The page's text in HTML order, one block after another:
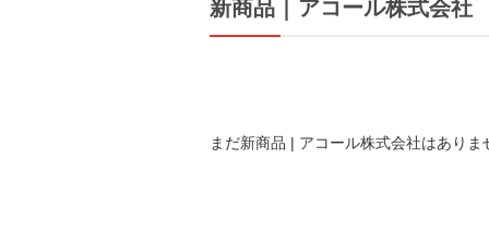
新商品 | アコール株式会社
まだ新商品 | アコール株式会社はありま